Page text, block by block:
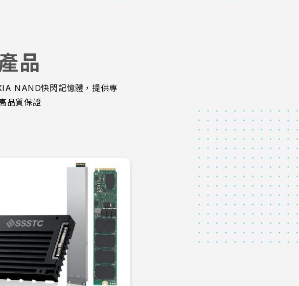
品
NAND快閃記憶體，提供專
品質保證
級/資料中心SSD 固態硬